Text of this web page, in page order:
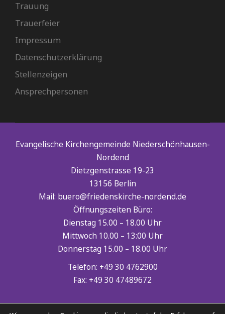
Trauung
Trauerfeier
Impressum
Datenschutzerklärung
Stellenzeigen
Ansprechpersonen
Evangelische Kirchengemeinde Niederschönhausen-
Nordend
Dietzgenstrasse 19-23
13156 Berlin
Mail: buero@friedenskirche-nordend.de
Öffnungszeiten Büro:
Dienstag 15.00 – 18.00 Uhr
Mittwoch 10.00 – 13:00 Uhr
Donnerstag 15.00 – 18.00 Uhr
Telefon: +49 30 4762900
Fax: +49 30 47489672
Spenden